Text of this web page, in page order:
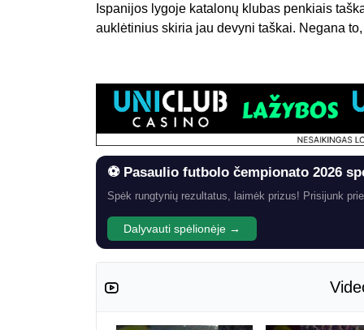
Ispanijos lygoje katalonų klubas penkiais
auklėtinius skiria jau devyni taškai. Negana
⚽ Pasaulio futbolo čempionato 2026
Spėk rungtynių rezultatus, laimėk prizus! Prisijunk
Dalyvauti spėlionėje →